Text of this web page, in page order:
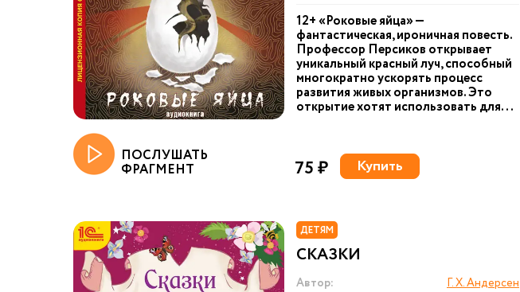
12+ «Роковые яйца» —
фантастическая, ироничная повесть.
Профессор Персиков открывает
уникальный красный луч, способный
многократно ускорять процесс
развития живых организмов. Это
открытие хотят использовать для...
ПОСЛУШАТЬ
ФРАГМЕНТ 75 ₽ Купить
ДЕТЯМ
СКАЗКИ
Автор:
Г. Х. Андерсен